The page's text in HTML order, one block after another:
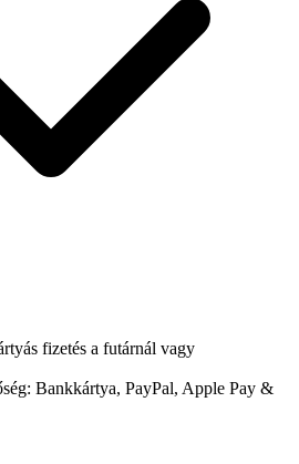
fizetés a futárnál vagy
Bankkártya, PayPal, Apple Pay &